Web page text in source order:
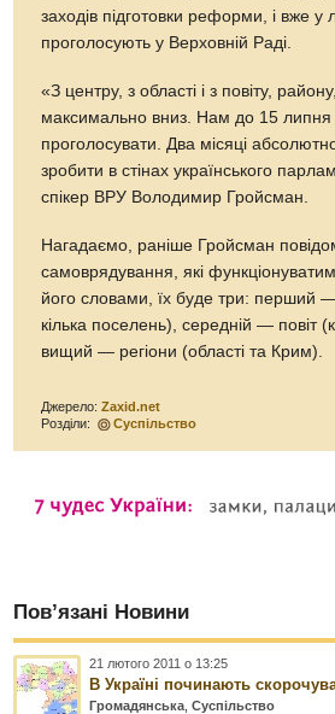
заходів підготовки реформи, і вже у
проголосують у Верховній Раді.
«З центру, з області і з повіту,
максимально вниз. Нам до 15 липня
проголосувати. Два місяці
зробити в стінах українського
спікер ВРУ Володимир Гройсман.
Нагадаємо, раніше Гройсман
самоврядування, які
його словами, їх буде три: перший
кілька поселень), середній — повіт
вищий — регіони (області та Крим).
Джерело:Zaxid.net
Розділи:
Суспільство
Пов’язані Новини
21 лютого 2011 о 13:25
В Україні починають
Громадянська ,Суспільство